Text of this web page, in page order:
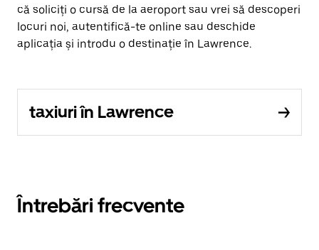
că soliciți o cursă de la aeroport sau vrei să descoperi
locuri noi, autentifică-te online sau deschide
aplicația și introdu o destinație în Lawrence.
taxiuri în Lawrence
Întrebări frecvente